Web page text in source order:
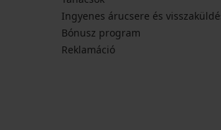
kód
BRA20
Ingyenes árucsere és
Bónusz program
Reklamáció